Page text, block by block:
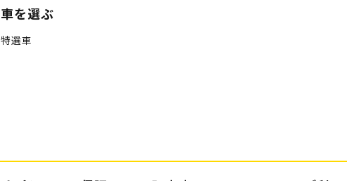
車を選ぶ
特選車